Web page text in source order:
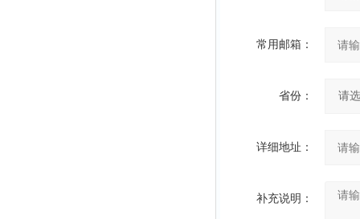
常用邮箱：
省份：
详细地址：
补充说明：